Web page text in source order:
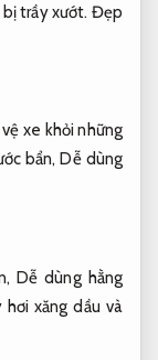
trầy xướt. Đẹp
xe khỏi những
bẩn,Dễ dùng
Dễ dùng hằng
hơi xăng dầu và